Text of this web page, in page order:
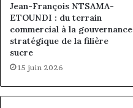
Jean-François NTSAMA-
ETOUNDI : du terrain
commercial à la gouvernance
stratégique de la filière
sucre
15 juin 2026